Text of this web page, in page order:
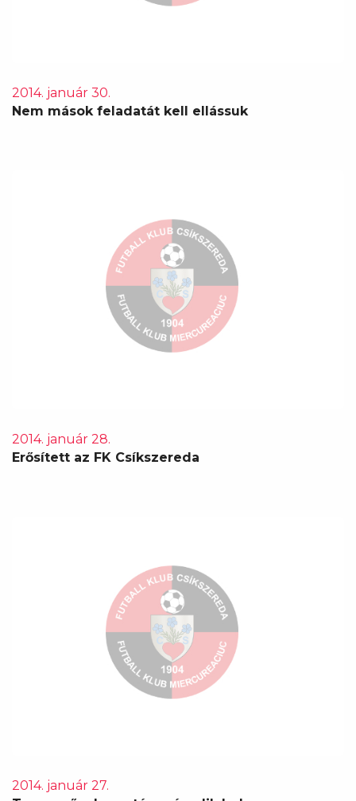
2014. január 30.
Nem mások feladatát kell ellássuk
2014. január 28.
Erősített az FK Csíkszereda
2014. január 27.